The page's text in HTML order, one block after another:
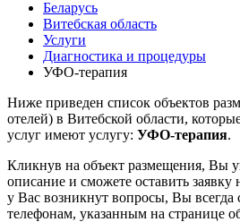
Беларусь
Витебская область
Услуги
Диагностика и процедуры
УФО-терапия
Ниже приведен список объектов
отелей) в Витебской области,
услуг имеют услугу: УФО-терапия.
Кликнув на объект размещения, Вы
описание и сможете оставить заявку
у Вас возникнут вопросы, Вы всегда
телефонам, указанным на странице